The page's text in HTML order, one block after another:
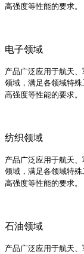
高强度等性能的要求。
电子领域
产品广泛应用于航天
领域，满足各领域特殊
高强度等性能的要求。
纺织领域
产品广泛应用于航天
领域，满足各领域特殊
高强度等性能的要求。
石油领域
产品广泛应用于航天